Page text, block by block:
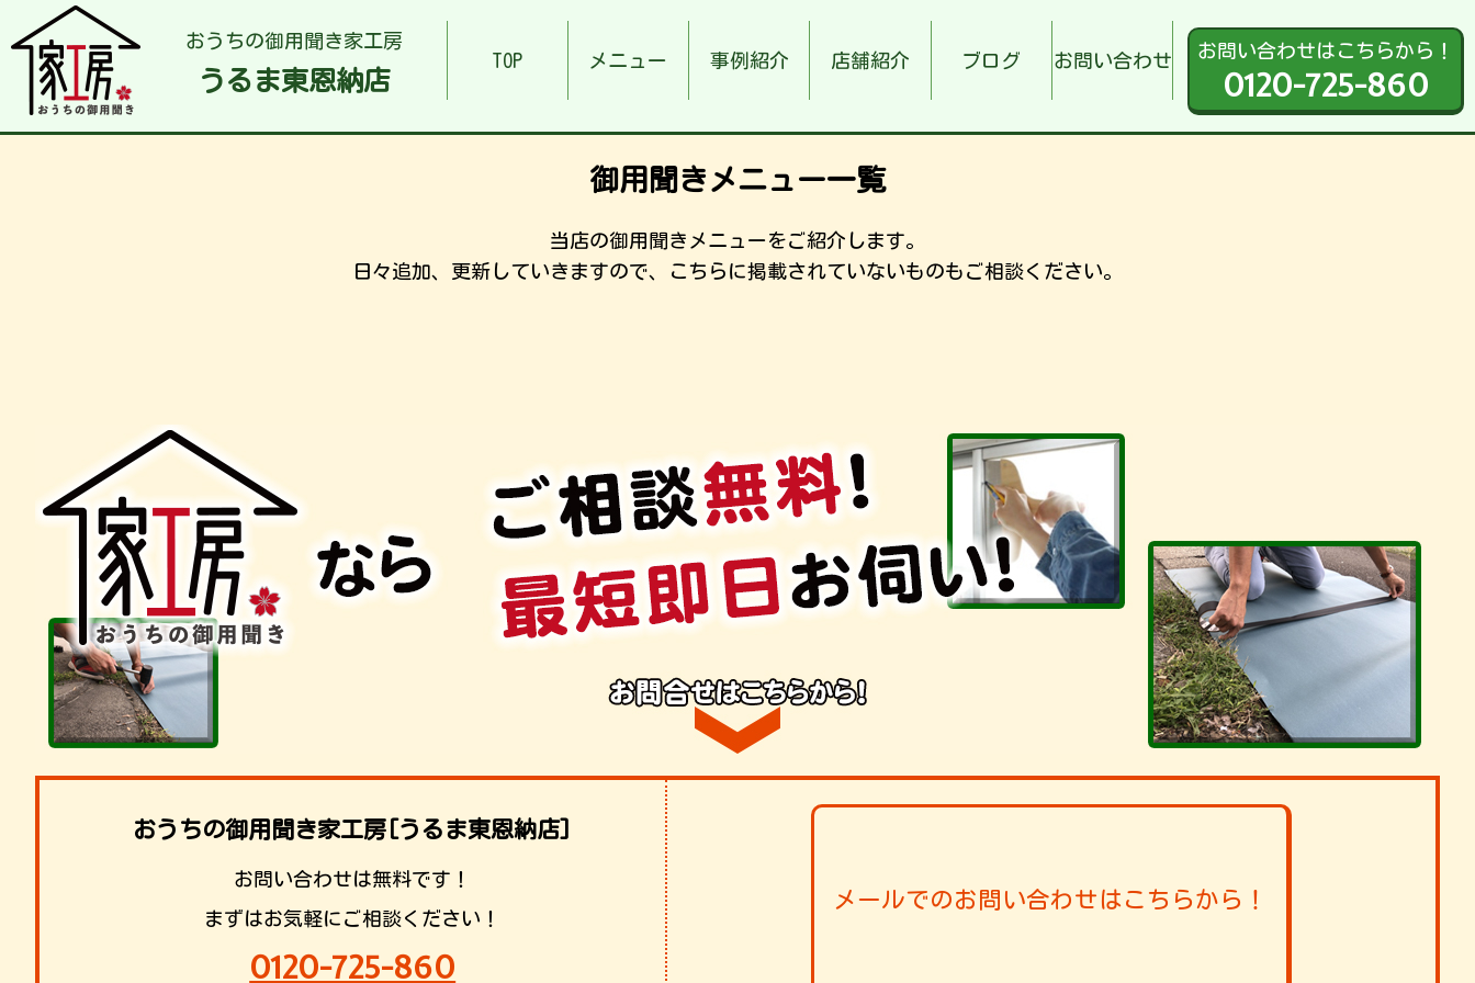
おうちの御用聞き家工房
うるま東恩納店
TOP メニュー 事例紹介 店舗紹介 ブログ お問い合わせ お問い合わせはこちらから！
0120-725-860
御用聞きメニュー一覧
当店の御用聞きメニューをご紹介します。
日々追加、更新していきますので、こちらに掲載されていないものもご相談ください。
おうちの御用聞き家工房[うるま東恩納店]
お問い合わせは無料です！
まずはお気軽にご相談ください！
0120-725-860
メールでのお問い合わせはこちらから！